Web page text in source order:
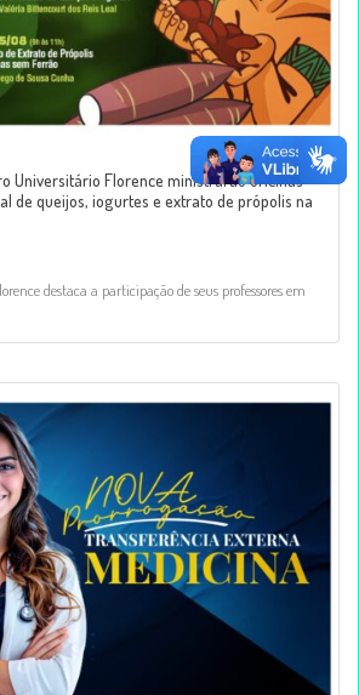
Universitário Florence ministrarão oficinas
de queijos, iogurtes e extrato de própolis na
destaca a participação de seus professores em